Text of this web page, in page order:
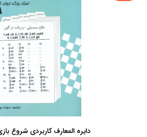
دایره المعارف کاربردی شروع